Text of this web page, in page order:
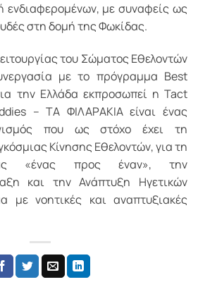
ενδιαφερομένων, με συναφείς ως
στη δομή της Φωκίδας.
του Σώματος Εθελοντών
με το πρόγραμμα Best
την Ελλάδα εκπροσωπεί η Tact
– ΤΑ ΦΙΛΑΡΑΚΙΑ είναι ένας
που ως στόχο έχει τη
Κίνησης Εθελοντών, για τη
«ένας προς έναν», την
και την Ανάπτυξη Ηγετικών
με νοητικές και αναπτυξιακές